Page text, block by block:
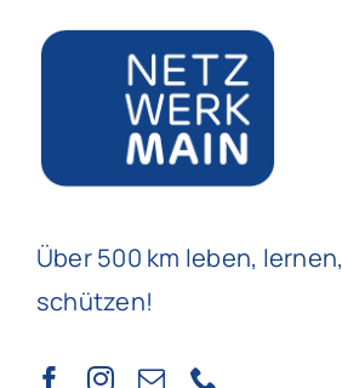
Über 500 km leben, lernen,
schützen!